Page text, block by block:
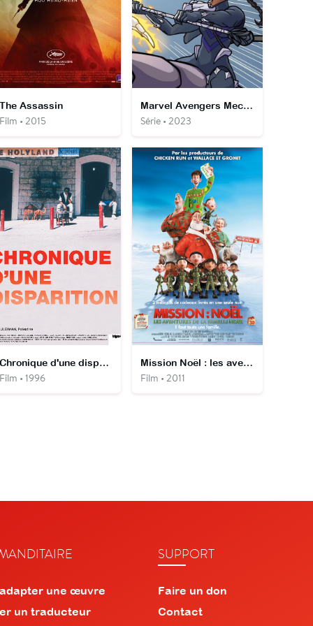
Assassin
• 2015
Marvel Avengers Mech Strike : L'histoire des Mechasaurs
Série • 2023
Chronique d'une disparition
• 1996
Mission Noël : les aventures de la famille Noël
Film • 2011
une œuvre
un traducteur
SUPPORT
Faire un don
Contact